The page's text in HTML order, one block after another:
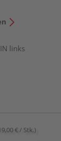
links
€ / Stk.)